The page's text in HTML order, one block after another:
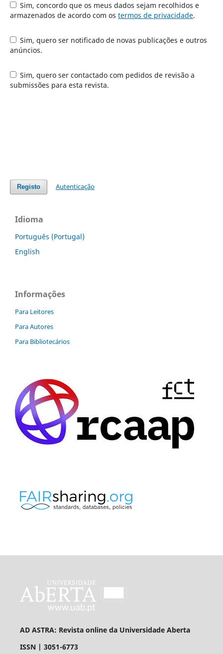
Sim, concordo que os meus dados sejam recolhidos e
armazenados de acordo com os termos de privacidade.
Sim, quero ser notificado de novas publicações e outros
anúncios.
Sim, quero ser contactado com pedidos de revisão a
submissões para esta revista.
Registo Autenticação
Idioma
Português (Portugal)
English
Informações
Para Leitores
Para Autores
Para Bibliotecários
AD ASTRA: Revista online da Universidade Aberta
ISSN | 3051-6773